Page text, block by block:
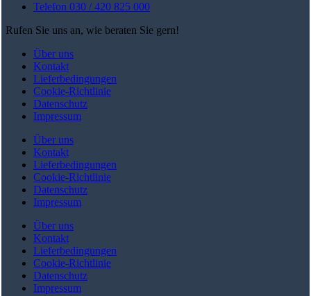
Telefon 030 / 420 825 000
Rufen Sie uns an, wie beraten Sie gern!
Über uns
Kontakt
Lieferbedingungen
Cookie-Richtlinie
Datenschutz
Impressum
Über uns
Kontakt
Lieferbedingungen
Cookie-Richtlinie
Datenschutz
Impressum
Über uns
Kontakt
Lieferbedingungen
Cookie-Richtlinie
Datenschutz
Impressum